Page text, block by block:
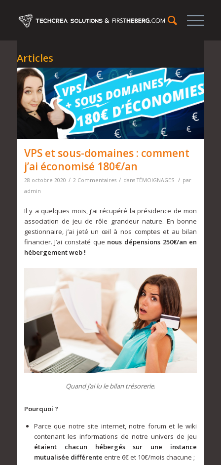
Articles
VPS et sous-domaines : comment
j’ai économisé 180€/an
28 octobre 2020 / 2 Commentaires / dansTÉMOIGNAGES / par
admin
Il y a quelques mois, j’ai récupéré la présidence de mon
association de jeu de rôle grandeur nature. En bonne
gestionnaire, j’ai jeté un œil à nos comptes et au bilan
financier. J’ai constaté que nous dépensions 250€/an en
hébergement web !
Quand j’ai lu le bilan trésorerie.
Pourquoi ?
Parce que notre site internet, notre forum et le wiki
contenant les informations de notre univers de jeu
étaient chacun hébergés sur une instance
mutualisée différente entre 6€ et 10€/mois chacune ;